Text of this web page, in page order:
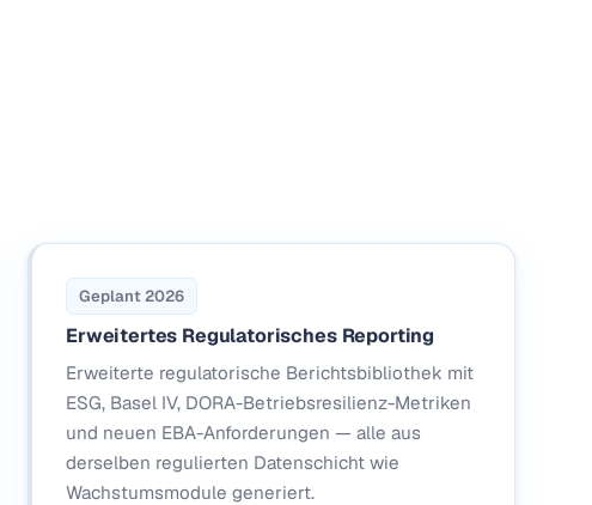
Geplant 2026
Erweitertes Regulatorisches Reporting
Erweiterte regulatorische Berichtsbibliothek mit
ESG, Basel IV, DORA-Betriebsresilienz-Metriken
und neuen EBA-Anforderungen — alle aus
derselben regulierten Datenschicht wie
Wachstumsmodule generiert.